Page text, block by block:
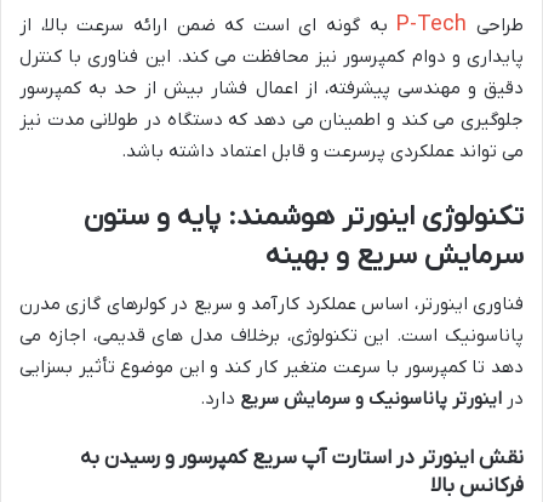
طراحی P-Tech به گونه ای است که ضمن ارائه سرعت بالا، از
پایداری و دوام کمپرسور نیز محافظت می کند. این فناوری با کنترل
دقیق و مهندسی پیشرفته، از اعمال فشار بیش از حد به کمپرسور
جلوگیری می کند و اطمینان می دهد که دستگاه در طولانی مدت نیز
می تواند عملکردی پرسرعت و قابل اعتماد داشته باشد.
تکنولوژی اینورتر هوشمند: پایه و ستون
سرمایش سریع و بهینه
فناوری اینورتر، اساس عملکرد کارآمد و سریع در کولرهای گازی مدرن
پاناسونیک است. این تکنولوژی، برخلاف مدل های قدیمی، اجازه می
دهد تا کمپرسور با سرعت متغیر کار کند و این موضوع تأثیر بسزایی
در اینورتر پاناسونیک و سرمایش سریع دارد.
نقش اینورتر در استارت آپ سریع کمپرسور و رسیدن به
فرکانس بالا